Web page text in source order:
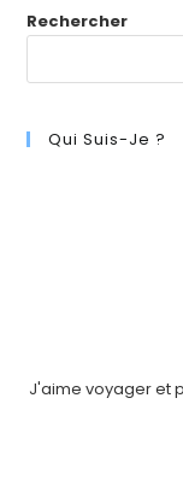
Rechercher
Qui Suis-Je ?
J'aime voyager et